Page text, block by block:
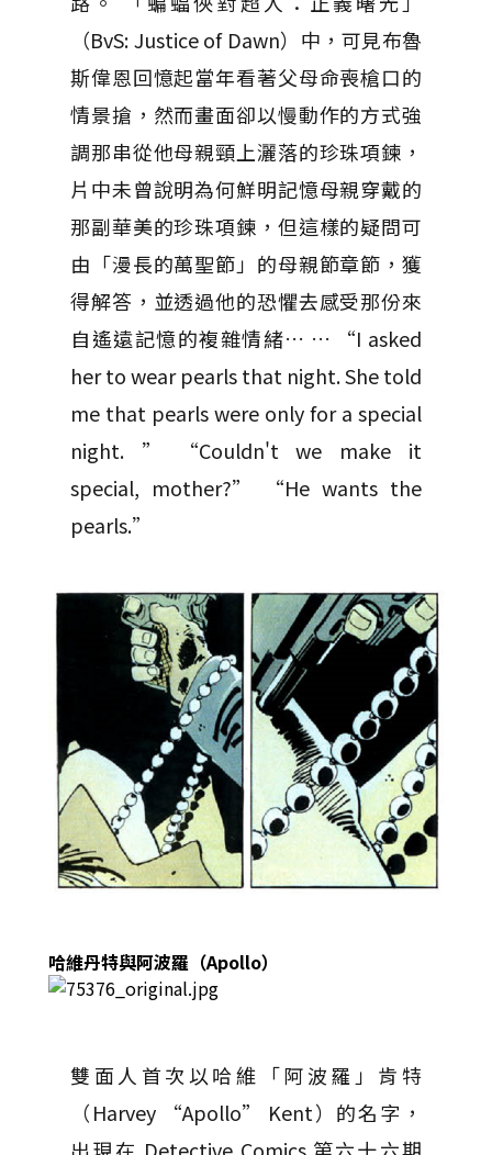
（BvS: Justice of Dawn）中，可見布魯
斯偉恩回憶起當年看著父母命喪槍口的
情景搶，然而畫面卻以慢動作的方式強
調那串從他母親頸上灑落的珍珠項鍊，
片中未曾說明為何鮮明記憶母親穿戴的
那副華美的珍珠項鍊，但這樣的疑問可
由「漫長的萬聖節」的母親節章節，獲
得解答，並透過他的恐懼去感受那份來
自遙遠記憶的複雜情緒… … “I asked
her to wear pearls that night. She told
me that pearls were only for a special
night. ” “Couldn't we make it
special, mother?” “He wants the
pearls.”
哈維丹特與阿波羅（Apollo）
雙面人首次以哈維「阿波羅」肯特
（Harvey “Apollo” Kent）的名字，